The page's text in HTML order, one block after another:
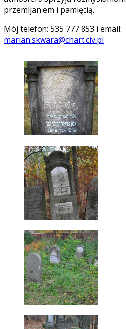
przemijaniem i pamięcią.
Mój telefon: 535 777 853 i email:
marian.skwara@chart.civ.pl